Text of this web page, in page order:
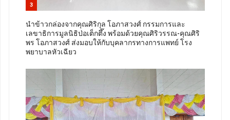
3
นำข้าวกล่องจากคุณศิริกุล โอภาสวงศ์ กรรมการและ
เลขาธิการมูลนิธิป่อเต็กตึ๊ง พร้อมด้วยคุณศิริวรรณ-คุณศิริ
พร โอภาสวงศ์ ส่งมอบให้กับบุคลากรทางการแพทย์ โรง
พยาบาลหัวเฉียว